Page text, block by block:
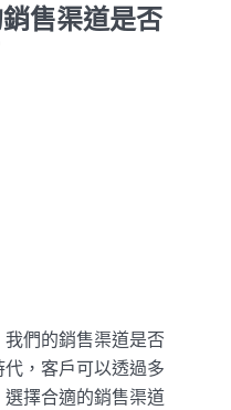
售渠道是否
們的銷售渠道是否
，客戶可以透過多
擇合適的銷售渠道